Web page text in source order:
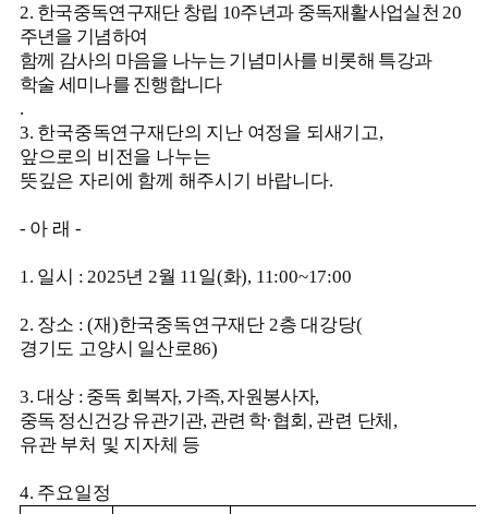
2. 한국중독연구재단 창립 10주년과 중독재활사업실천20
주년을 기념하여
함께 감사의 마음을 나누는 기념미사를 비롯해 특강과
학술 세미나를 진행합니다
.
3. 한국중독연구재단의 지난 여정을 되새기고,
앞으로의 비전을 나누는
뜻깊은 자리에 함께 해주시기 바랍니다.
- 아 래 -
1. 일시 : 2025년 2월 11일(화), 11:00~17:00
2. 장소 : (재)한국중독연구재단 2층 대강당(
경기도 고양시 일산로86)
3.대상 : 중독 회복자, 가족,자원봉사자,
중독 정신건강 유관기관, 관련 학·협회 , 관련 단체 ,
유관 부처 및 지자체 등
4. 주요일정